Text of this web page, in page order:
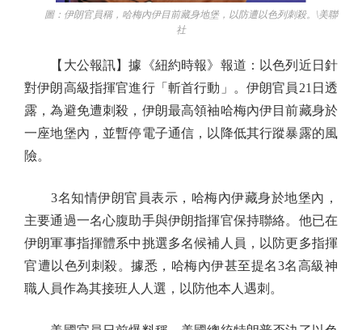
圖：伊朗官員稱，哈梅內伊目前藏身地堡，以防遭以色列刺殺。\美聯
社
【大公報訊】據《紐約時報》報道：以色列近日針
對伊朗高級指揮官進行「斬首行動」。伊朗官員21日透
露，為避免遭刺殺，伊朗最高領袖哈梅內伊目前藏身於
一座地堡內，並暫停電子通信，以降低其行蹤暴露的風
險。
3名知情伊朗官員表示，哈梅內伊藏身於地堡內，
主要通過一名心腹助手與伊朗指揮官保持聯絡。他已在
伊朗軍事指揮體系中挑選多名候補人員，以防更多指揮
官遭以色列刺殺。據悉，哈梅內伊甚至提名3名高級神
職人員作為其接班人人選，以防他本人遇刺。